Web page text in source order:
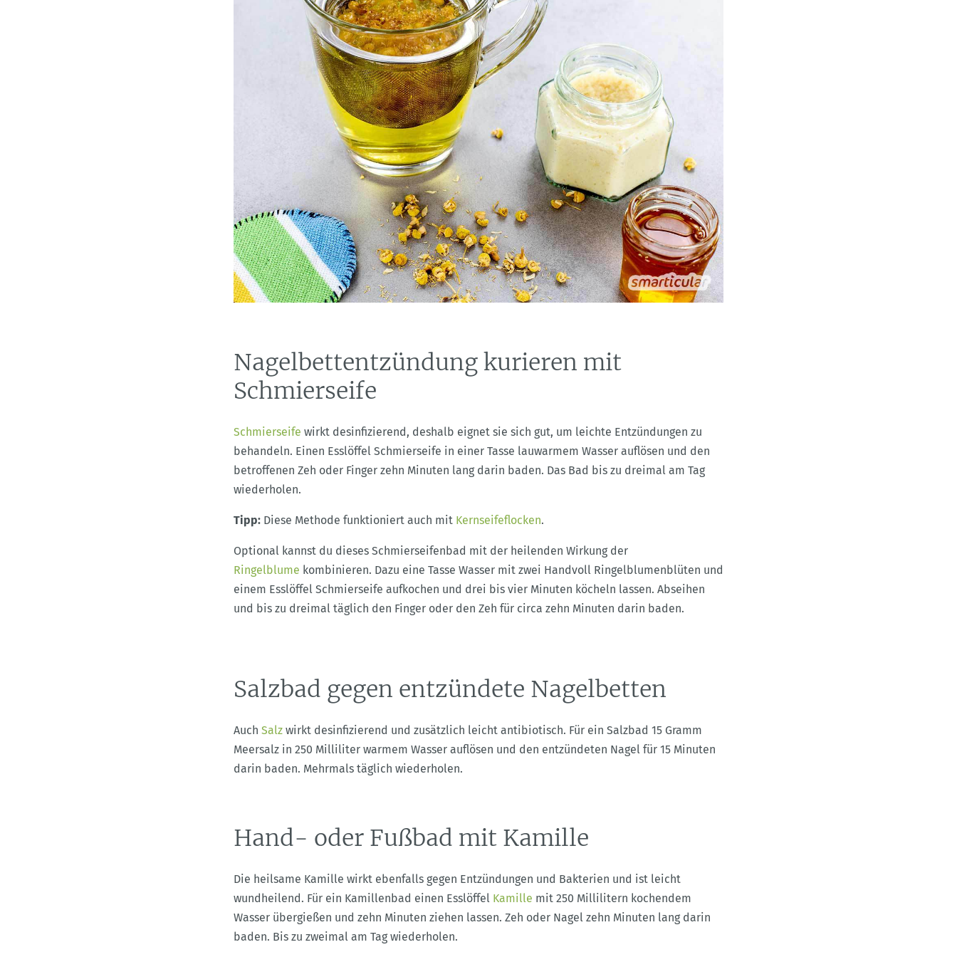
Nagelbettentzündung kurieren mit
Schmierseife
Schmierseife wirkt desinfizierend, deshalb eignet sie sich gut, um leichte Entzündungen zu
behandeln. Einen Esslöffel Schmierseife in einer Tasse lauwarmem Wasser auflösen und den
betroffenen Zeh oder Finger zehn Minuten lang darin baden. Das Bad bis zu dreimal am Tag
wiederholen.
Tipp: Diese Methode funktioniert auch mit Kernseifeflocken.
Optional kannst du dieses Schmierseifenbad mit der heilenden Wirkung der
Ringelblume kombinieren. Dazu eine Tasse Wasser mit zwei Handvoll Ringelblumenblüten und
einem Esslöffel Schmierseife aufkochen und drei bis vier Minuten köcheln lassen. Abseihen
und bis zu dreimal täglich den Finger oder den Zeh für circa zehn Minuten darin baden.
Salzbad gegen entzündete Nagelbetten
Auch Salz wirkt desinfizierend und zusätzlich leicht antibiotisch. Für ein Salzbad 15 Gramm
Meersalz in 250 Milliliter warmem Wasser auflösen und den entzündeten Nagel für 15 Minuten
darin baden. Mehrmals täglich wiederholen.
Hand- oder Fußbad mit Kamille
Die heilsame Kamille wirkt ebenfalls gegen Entzündungen und Bakterien und ist leicht
wundheilend. Für ein Kamillenbad einen Esslöffel Kamille mit 250 Millilitern kochendem
Wasser übergießen und zehn Minuten ziehen lassen. Zeh oder Nagel zehn Minuten lang darin
baden. Bis zu zweimal am Tag wiederholen.